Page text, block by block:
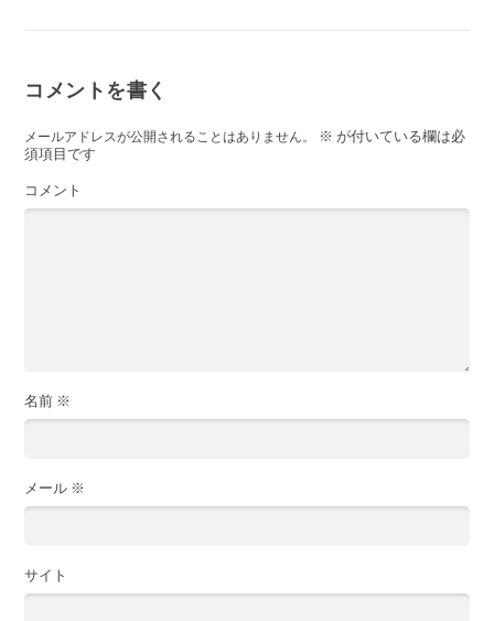
コメントを書く
メールアドレスが公開されることはありません。 ※ が付いている欄は必
須項目です
コメント
名前 ※
メール ※
サイト